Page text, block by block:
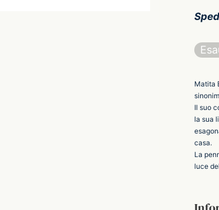
Matita
Il suo
la sua
casa.
La
luce